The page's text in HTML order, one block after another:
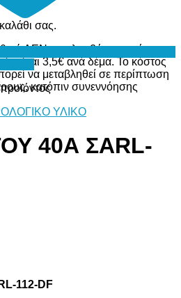
σας.
ΔΕΝ περιλαμβάνει το κόστος
είναι 3,5€ ανά δέμα. Το κόστος
να μεταβληθεί σε περίπτωση
κατόπιν συνεννόησης
ΥΛΙΚΟ
40Α ΣARL-
112-DF